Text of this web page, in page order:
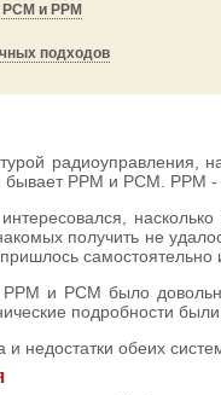
и PPM
подходов
радиоуправления,
бывает PPM и PCM.
получить не
PPM и PCM было
подробности
и недостатки обеих